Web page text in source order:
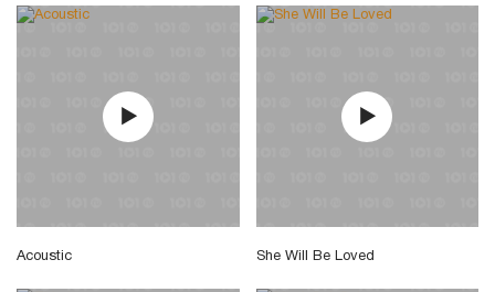
Acoustic She Will Be Loved